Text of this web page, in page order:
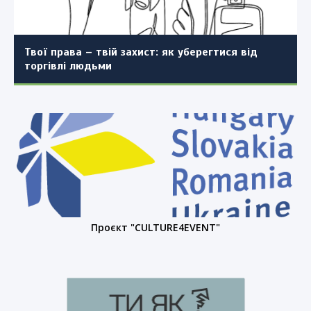
Твої права – твій захист: як уберегтися від
торгівлі людьми
детальним планом території окремих частин
населеного пункту (повторно)
Проєкт "CULTURE4EVENT"